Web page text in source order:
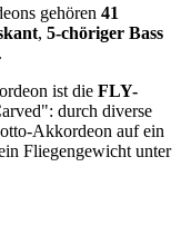
gehören 41
, 5-chöriger Bass
.
ist die FLY-
durch diverse
Akkordeon auf ein
Fliegengewicht unter